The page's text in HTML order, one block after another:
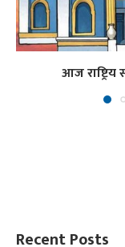
आज
Recent Posts